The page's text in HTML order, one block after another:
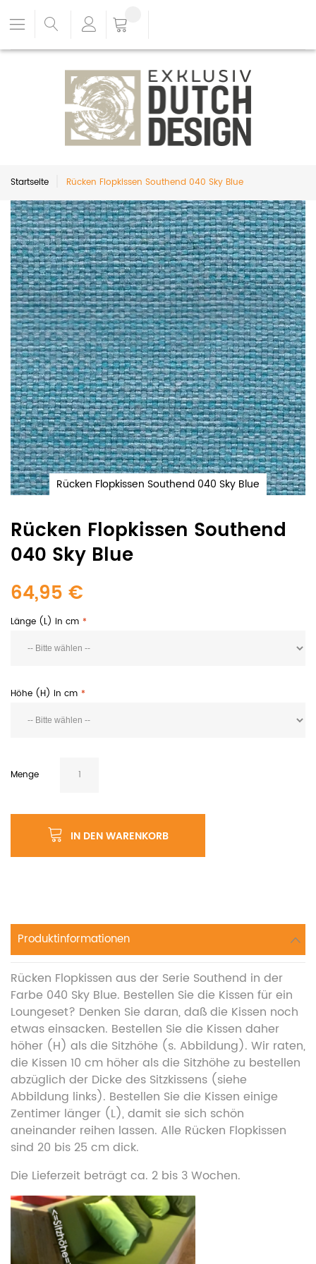
Startseite Rücken Flopkissen Southend 040 Sky Blue
Rücken Flopkissen Southend
040 Sky Blue
64,95 €
Länge (L) in cm
Höhe (H) in cm
Menge
IN DEN WARENKORB
Rücken Flopkissen Southend 040 Sky Blue
Produktinformationen
Rücken Flopkissen aus der Serie Southend in der
Farbe 040 Sky Blue. Bestellen Sie die Kissen für ein
Loungeset? Denken Sie daran, daß die Kissen noch
etwas einsacken. Bestellen Sie die Kissen daher
höher (H) als die Sitzhöhe (s. Abbildung). Wir raten,
die Kissen 10 cm höher als die Sitzhöhe zu bestellen
abzüglich der Dicke des Sitzkissens (siehe
Abbildung links). Bestellen Sie die Kissen einige
Zentimer länger (L), damit sie sich schön
aneinander reihen lassen. Alle Rücken Flopkissen
sind 20 bis 25 cm dick.
Die Lieferzeit beträgt ca. 2 bis 3 Wochen.